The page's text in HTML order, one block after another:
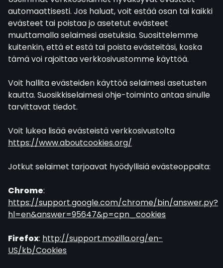
automaattisesti. Jos haluat, voit estää osan tai kaikki
evästeet tai poistaa jo asetetut evästeet
muuttamalla selaimesi asetuksia. Suosittelemme
kuitenkin, että et estä tai poista evästeitäsi, koska
tämä voi rajoittaa verkkosivustomme käyttöä.
Voit hallita evästeiden käyttöä selaimesi asetusten
kautta. Suosikkiselaimesi ohje-toiminto antaa sinulle
tarvittavat tiedot.
Voit lukea lisää evästeistä verkkosivustolta
https://www.aboutcookies.org/
Jotkut selaimet tarjoavat hyödyllisiä evästeoppaita:
Chrome:
https://support.google.com/chrome/bin/answer.py?
hl=en&answer=95647&p=cpn_cookies
Firefox: http://support.mozilla.org/en-
US/kb/Cookies